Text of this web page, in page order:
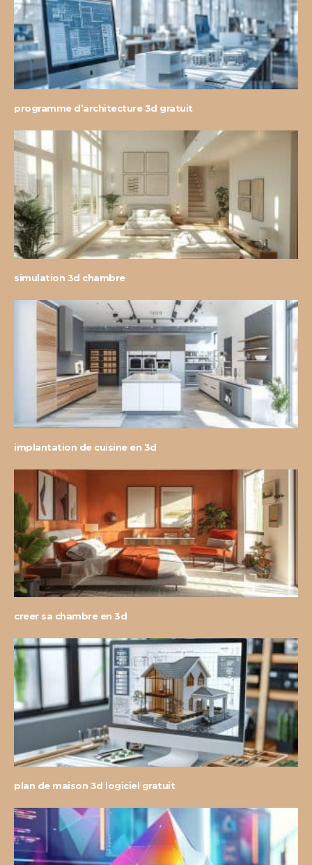
programme d’architecture 3d gratuit
simulation 3d chambre
implantation de cuisine en 3d
creer sa chambre en 3d
plan de maison 3d logiciel gratuit